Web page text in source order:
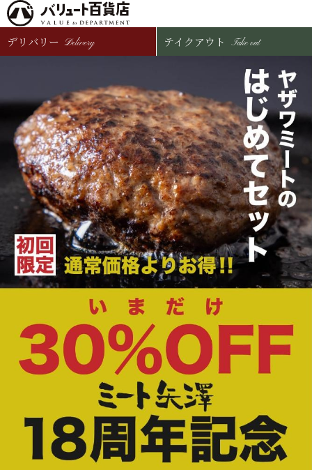
デリバリー Delivery テイクアウト Take out